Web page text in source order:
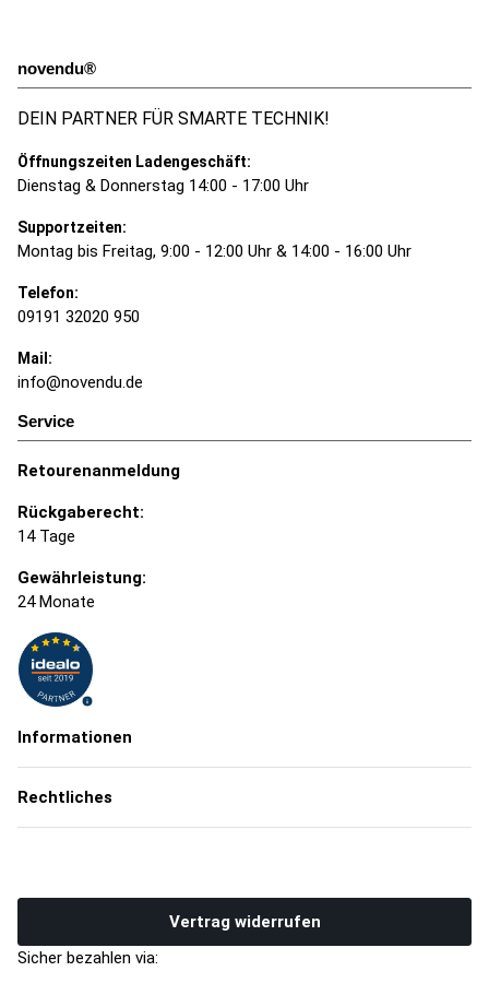
novendu®
DEIN PARTNER FÜR SMARTE TECHNIK!
Öffnungszeiten Ladengeschäft:
Dienstag & Donnerstag 14:00 - 17:00 Uhr
Supportzeiten:
Montag bis Freitag, 9:00 - 12:00 Uhr & 14:00 - 16:00 Uhr
Telefon:
09191 32020 950
Mail:
info@novendu.de
Service
Retourenanmeldung
Rückgaberecht:
14 Tage
Gewährleistung:
24 Monate
Informationen
Rechtliches
Vertrag widerrufen
Sicher bezahlen via: